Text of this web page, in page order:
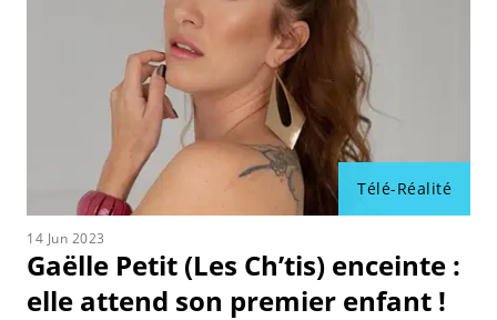
Télé-Réalité
14 Jun 2023
Gaëlle Petit (Les Ch’tis) enceinte :
elle attend son premier enfant !